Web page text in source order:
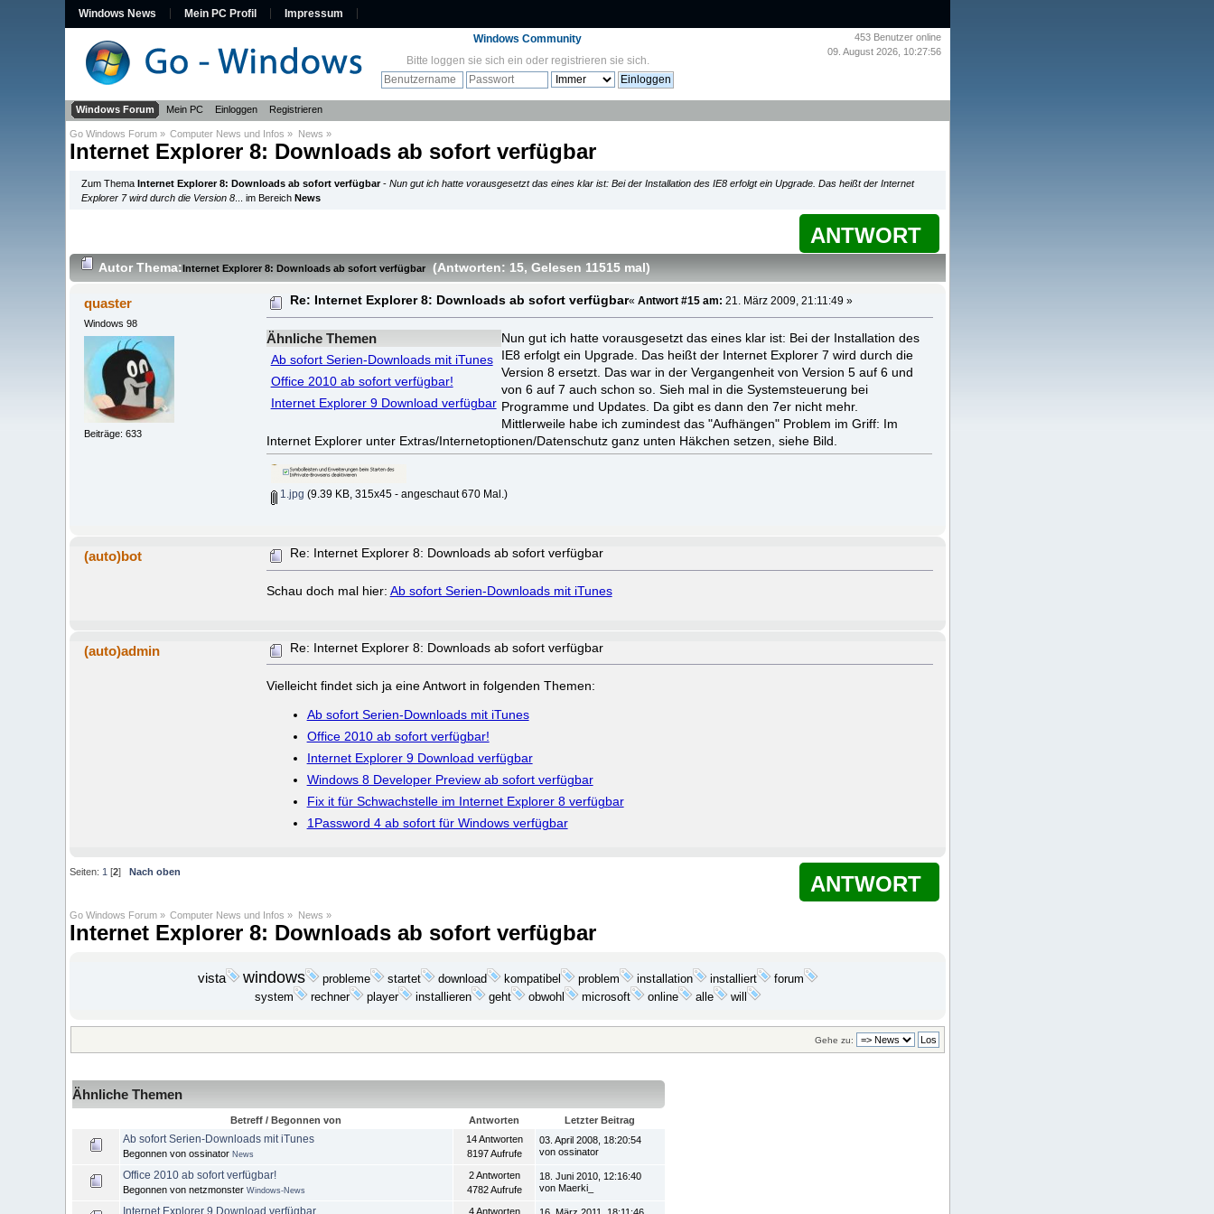
Windows News Mein PC Profil Impressum
453 Benutzer online
09. August 2026, 10:27:56
Windows Community
Bitte loggen sie sich ein oder registrieren sie sich.
Windows Forum Mein PC Einloggen Registrieren
Go Windows Forum » Computer News und Infos » News »
Internet Explorer 8: Downloads ab sofort verfügbar
Zum ThemaInternet Explorer 8: Downloads ab sofort verfügbar-Nun gut ich hatte vorausgesetzt das eines klar ist: Bei der Installation des IE8 erfolgt ein Upgrade. Das heißt der Internet
Explorer 7 wird durch die Version 8 ... im BereichNews
ANTWORT
AutorThema: Internet Explorer 8: Downloads ab sofort verfügbar (Antworten: 15, Gelesen 11515 mal )
quaster
Windows 98
Beiträge: 633
Re: Internet Explorer 8: Downloads ab sofort verfügbar«Antwort #15 am: 21. März 2009, 21:11:49 »
Ähnliche Themen
Ab sofort Serien-Downloads mit iTunes
Office 2010 ab sofort verfügbar!
Internet Explorer 9 Download verfügbar
Nun gut ich hatte vorausgesetzt das eines klar ist: Bei der Installation des
IE8 erfolgt ein Upgrade. Das heißt der Internet Explorer 7 wird durch die
Version 8 ersetzt. Das war in der Vergangenheit von Version 5 auf 6 und
von 6 auf 7 auch schon so. Sieh mal in die Systemsteuerung bei
Programme und Updates. Da gibt es dann den 7er nicht mehr.
Mittlerweile habe ich zumindest das "Aufhängen" Problem im Griff: Im
Internet Explorer unter Extras/Internetoptionen/Datenschutz ganz unten Häkchen setzen, siehe Bild.
1.jpg (9.39 KB, 315x45 - angeschaut 670 Mal.)
(auto)bot Re: Internet Explorer 8: Downloads ab sofort verfügbar
Schau doch mal hier: Ab sofort Serien-Downloads mit iTunes
(auto)admin Re: Internet Explorer 8: Downloads ab sofort verfügbar
Vielleicht findet sich ja eine Antwort in folgenden Themen:
Ab sofort Serien-Downloads mit iTunes
Office 2010 ab sofort verfügbar!
Internet Explorer 9 Download verfügbar
Windows 8 Developer Preview ab sofort verfügbar
Fix it für Schwachstelle im Internet Explorer 8 verfügbar
1Password 4 ab sofort für Windows verfügbar
ANTWORT
Seiten: 1 [2] Nach oben
Go Windows Forum » Computer News und Infos » News »
Internet Explorer 8: Downloads ab sofort verfügbar
vista windows probleme startet download kompatibel problem installation installiert
forum
system
rechner player installieren geht obwohl microsoft online alle will
Gehe zu:
Ähnliche Themen
Betreff / Begonnen von Antworten Letzter Beitrag
Ab sofort Serien-Downloads mit iTunes
Begonnen von ossinator News
14 Antworten
8197 Aufrufe
03. April 2008, 18:20:54
von ossinator
Office 2010 ab sofort verfügbar!
Begonnen von netzmonster Windows-News
2 Antworten
4782 Aufrufe
18. Juni 2010, 12:16:40
von Maerki_
4 Antworten